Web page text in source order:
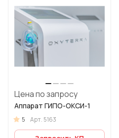
Цена по запросу
Аппарат ГИПО-ОКСИ-1
5 Арт. 5163